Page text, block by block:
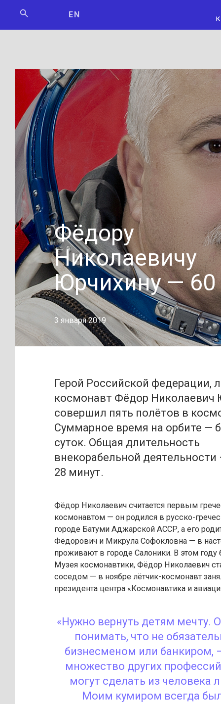
EN
Фёдору
Николаевичу
Юрчихину — 60
3 января 2019
Герой Российской федерации,
космонавт Фёдор Николаевич
совершил пять полётов в
Суммарное время на орбите —
суток. Общая длительность
внекорабельной деятельности
28 минут.
Фёдор Николаевич считается первым
космонавтом — он родился в русско-
городе Батуми Аджарской АССР, а его
Фёдорович и Микрула Софокловна — в
проживают в городе Салоники. В этом году
Музея космонавтики, Фёдор Николаевич
соседом — в ноябре лётчик-космонавт
президента центра «Космонавтика и
«Нужно вернуть детям мечту.
понимать, что не
бизнесменом или банкиром,
множество других
могут сделать из человека
Моим кумиром всегда